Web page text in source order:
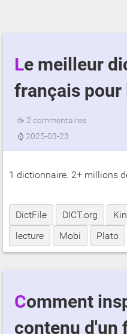
Le meilleur dictionnaire
français
☕ 2 commentaires
⌚ 2025-03-23
1 dictionnaire. 2+ millions
DictFile DICT.org
lecture
Mobi Plato
Comment inspecter le
contenu d'un